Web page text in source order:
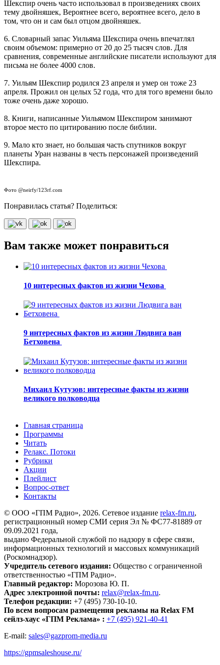
Шекспир очень часто использовал в произведениях своих
тему двойняшек, Вероятнее всего, вероятнее всего, дело в
том, что он и сам был отцом двойняшек.
6. Словарный запас Уильяма Шекспира очень впечатлял
своим объемом: примерно от 20 до 25 тысяч слов. Для
сравнения, современные английские писатели используют для
письма не более 4000 слов.
7. Уильям Шекспир родился 23 апреля и умер он тоже 23
апреля. Прожил он целых 52 года, что для того времени было
тоже очень даже хорошо.
8. Книги, написанные Уильямом Шекспиром занимают
второе место по цитированию после библии.
9. Мало кто знает, но большая часть спутников вокруг
планеты Уран названы в честь персонажей произведений
Шекспира.
Фото @neirfy/123rf.com
Понравилась статья? Поделиться:
Вам также может понравиться
10 интересных фактов из жизни Чехова
9 интересных фактов из жизни Людвига ван
Бетховена
Михаил Кутузов: интересные факты из жизни
великого полководца
Главная страница
Программы
Читать
Релакс. Потоки
Рубрики
Акции
Плейлист
Вопрос-ответ
Контакты
© ООО «ГПМ Радио», 2026. Сетевое издание relax-fm.ru,
регистрационный номер СМИ серия Эл № ФС77-81889 от
09.09.2021 года,
выдано Федеральной службой по надзору в сфере связи,
информационных технологий и массовых коммуникаций
(Роскомнадзор).
Учредитель сетевого издания: Общество с ограниченной
ответственностью «ГПМ Радио».
Главный редактор: Морозова Ю. П.
Адрес электронной почты: relax@relax-fm.ru.
Телефон редакции: +7 (495) 730-10-10.
По всем вопросам размещения рекламы на Relax FM
сейлз-хаус «ГПМ Реклама» : +7 (495) 921-40-41
E-mail: sales@gazprom-media.ru
https://gpmsaleshouse.ru/